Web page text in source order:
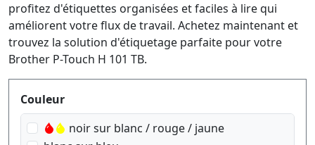
profitez d'étiquettes organisées et faciles à lire qui
améliorent votre flux de travail. Achetez maintenant et
trouvez la solution d'étiquetage parfaite pour votre
Brother P-Touch H 101 TB.
Produktfilter
Couleur
noir sur blanc / rouge / jaune